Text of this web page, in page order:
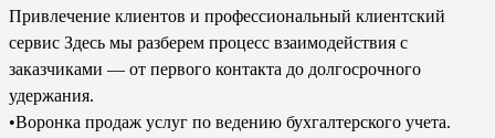
Привлечение клиентов и профессиональный клиентский
сервис Здесь мы разберем процесс взаимодействия с
заказчиками — от первого контакта до долгосрочного
удержания.
•Воронка продаж услуг по ведению бухгалтерского учета.